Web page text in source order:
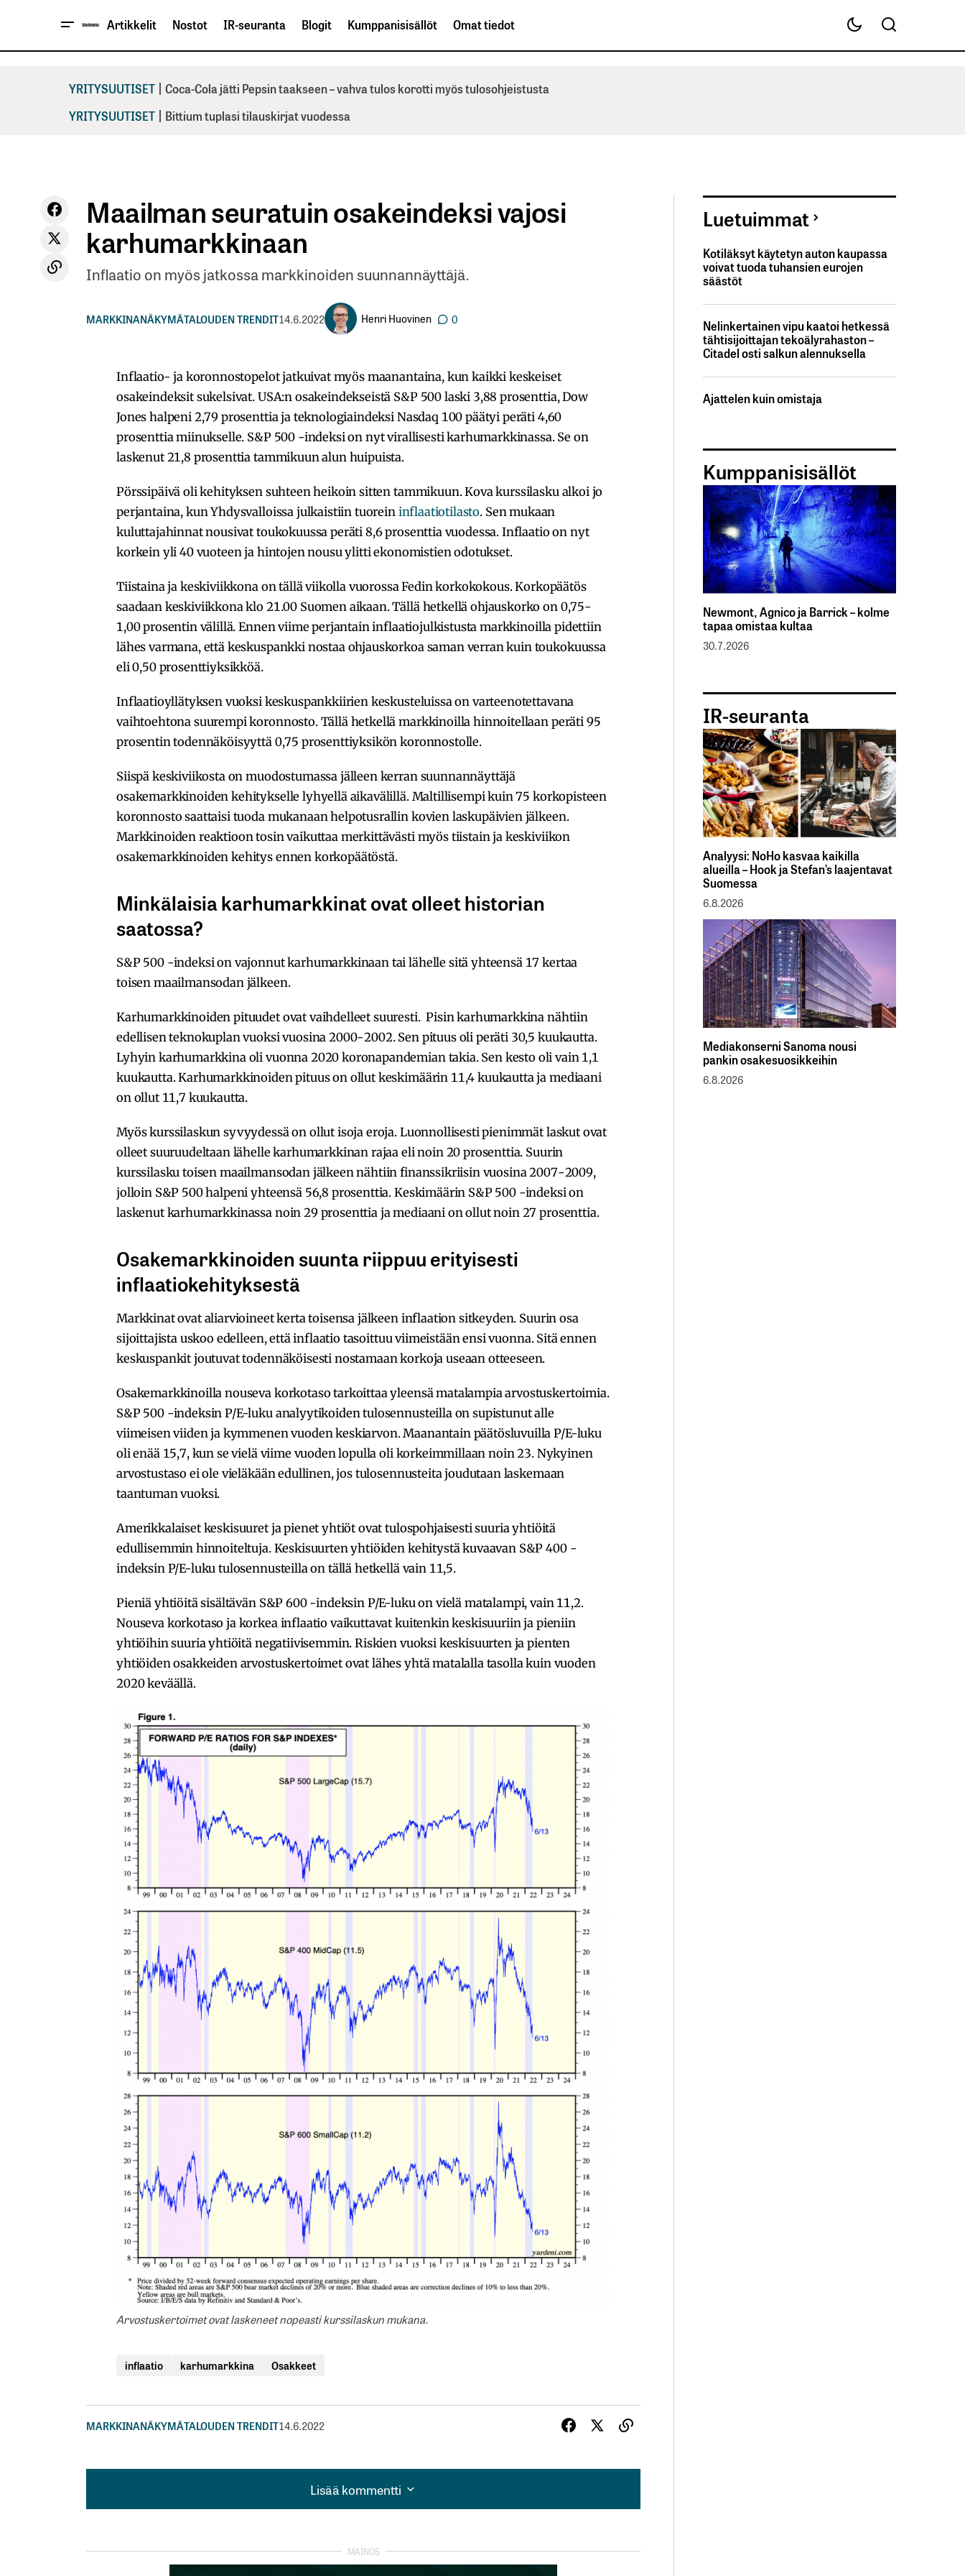
Artikkelit Nostot IR-seuranta Blogit Kumppanisisällöt Omat tiedot
YRITYSUUTISET | Coca-Cola jätti Pepsin taakseen – vahva tulos korotti myös tulosohjeistusta
YRITYSUUTISET | Bittium tuplasi tilauskirjat vuodessa
Maailman seuratuin osakeindeksi vajosi
karhumarkkinaan
Inflaatio on myös jatkossa markkinoiden suunnannäyttäjä.
MARKKINANÄKYMÄTALOUDEN TRENDIT14.6.2022 Henri Huovinen 0
Inflaatio- ja koronnostopelot jatkuivat myös maanantaina, kun kaikki keskeiset
osakeindeksit sukelsivat. USA:n osakeindekseistä S&P 500 laski 3,88 prosenttia, Dow
Jones halpeni 2,79 prosenttia ja teknologiaindeksi Nasdaq 100 päätyi peräti 4,60
prosenttia miinukselle. S&P 500 -indeksi on nyt virallisesti karhumarkkinassa. Se on
laskenut 21,8 prosenttia tammikuun alun huipuista.
Pörssipäivä oli kehityksen suhteen heikoin sitten tammikuun. Kova kurssilasku alkoi jo
perjantaina, kun Yhdysvalloissa julkaistiin tuorein inflaatiotilasto. Sen mukaan
kuluttajahinnat nousivat toukokuussa peräti 8,6 prosenttia vuodessa. Inflaatio on nyt
korkein yli 40 vuoteen ja hintojen nousu ylitti ekonomistien odotukset.
Tiistaina ja keskiviikkona on tällä viikolla vuorossa Fedin korkokokous. Korkopäätös
saadaan keskiviikkona klo 21.00 Suomen aikaan. Tällä hetkellä ohjauskorko on 0,75-
1,00 prosentin välillä. Ennen viime perjantain inflaatiojulkistusta markkinoilla pidettiin
lähes varmana, että keskuspankki nostaa ohjauskorkoa saman verran kuin toukokuussa
eli 0,50 prosenttiyksikköä.
Inflaatioyllätyksen vuoksi keskuspankkiirien keskusteluissa on varteenotettavana
vaihtoehtona suurempi koronnosto. Tällä hetkellä markkinoilla hinnoitellaan peräti 95
prosentin todennäköisyyttä 0,75 prosenttiyksikön koronnostolle.
Siispä keskiviikosta on muodostumassa jälleen kerran suunnannäyttäjä
osakemarkkinoiden kehitykselle lyhyellä aikavälillä. Maltillisempi kuin 75 korkopisteen
koronnosto saattaisi tuoda mukanaan helpotusrallin kovien laskupäivien jälkeen.
Markkinoiden reaktioon tosin vaikuttaa merkittävästi myös tiistain ja keskiviikon
osakemarkkinoiden kehitys ennen korkopäätöstä.
Minkälaisia karhumarkkinat ovat olleet historian
saatossa?
S&P 500 -indeksi on vajonnut karhumarkkinaan tai lähelle sitä yhteensä 17 kertaa
toisen maailmansodan jälkeen.
Karhumarkkinoiden pituudet ovat vaihdelleet suuresti. Pisin karhumarkkina nähtiin
edellisen teknokuplan vuoksi vuosina 2000-2002. Sen pituus oli peräti 30,5 kuukautta.
Lyhyin karhumarkkina oli vuonna 2020 koronapandemian takia. Sen kesto oli vain 1,1
kuukautta. Karhumarkkinoiden pituus on ollut keskimäärin 11,4 kuukautta ja mediaani
on ollut 11,7 kuukautta.
Myös kurssilaskun syvyydessä on ollut isoja eroja. Luonnollisesti pienimmät laskut ovat
olleet suuruudeltaan lähelle karhumarkkinan rajaa eli noin 20 prosenttia. Suurin
kurssilasku toisen maailmansodan jälkeen nähtiin finanssikriisin vuosina 2007-2009,
jolloin S&P 500 halpeni yhteensä 56,8 prosenttia. Keskimäärin S&P 500 -indeksi on
laskenut karhumarkkinassa noin 29 prosenttia ja mediaani on ollut noin 27 prosenttia.
Osakemarkkinoiden suunta riippuu erityisesti
inflaatiokehityksestä
Markkinat ovat aliarvioineet kerta toisensa jälkeen inflaation sitkeyden. Suurin osa
sijoittajista uskoo edelleen, että inflaatio tasoittuu viimeistään ensi vuonna. Sitä ennen
keskuspankit joutuvat todennäköisesti nostamaan korkoja useaan otteeseen.
Osakemarkkinoilla nouseva korkotaso tarkoittaa yleensä matalampia arvostuskertoimia.
S&P 500 -indeksin P/E-luku analyytikoiden tulosennusteilla on supistunut alle
viimeisen viiden ja kymmenen vuoden keskiarvon. Maanantain päätösluvuilla P/E-luku
oli enää 15,7, kun se vielä viime vuoden lopulla oli korkeimmillaan noin 23. Nykyinen
arvostustaso ei ole vieläkään edullinen, jos tulosennusteita joudutaan laskemaan
taantuman vuoksi.
Amerikkalaiset keskisuuret ja pienet yhtiöt ovat tulospohjaisesti suuria yhtiöitä
edullisemmin hinnoiteltuja. Keskisuurten yhtiöiden kehitystä kuvaavan S&P 400 -
indeksin P/E-luku tulosennusteilla on tällä hetkellä vain 11,5.
Pieniä yhtiöitä sisältävän S&P 600 -indeksin P/E-luku on vielä matalampi, vain 11,2.
Nouseva korkotaso ja korkea inflaatio vaikuttavat kuitenkin keskisuuriin ja pieniin
yhtiöihin suuria yhtiöitä negatiivisemmin. Riskien vuoksi keskisuurten ja pienten
yhtiöiden osakkeiden arvostuskertoimet ovat lähes yhtä matalalla tasolla kuin vuoden
2020 keväällä.
Arvostuskertoimet ovat laskeneet nopeasti kurssilaskun mukana.
inflaatio karhumarkkina Osakkeet
MARKKINANÄKYMÄTALOUDEN TRENDIT14.6.2022
Lisää kommentti
Lisää kommentti
Luetuimmat
Kotiläksyt käytetyn auton kaupassa
voivat tuoda tuhansien eurojen
säästöt
Nelinkertainen vipu kaatoi hetkessä
tähtisijoittajan tekoälyrahaston –
Citadel osti salkun alennuksella
Ajattelen kuin omistaja
Kumppanisisällöt
Newmont, Agnico ja Barrick – kolme
tapaa omistaa kultaa
30.7.2026
IR-seuranta
Analyysi: NoHo kasvaa kaikilla
alueilla – Hook ja Stefan’s laajentavat
Suomessa
6.8.2026
Mediakonserni Sanoma nousi
pankin osakesuosikkeihin
6.8.2026